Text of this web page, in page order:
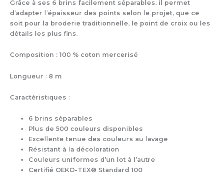
Grâce à ses 6 brins facilement séparables, il permet
d’adapter l’épaisseur des points selon le projet, que ce
soit pour la broderie traditionnelle, le point de croix ou les
détails les plus fins.
Composition : 100 % coton mercerisé
Longueur : 8 m
Caractéristiques :
6 brins séparables
Plus de 500 couleurs disponibles
Excellente tenue des couleurs au lavage
Résistant à la décoloration
Couleurs uniformes d’un lot à l’autre
Certifié OEKO-TEX® Standard 100